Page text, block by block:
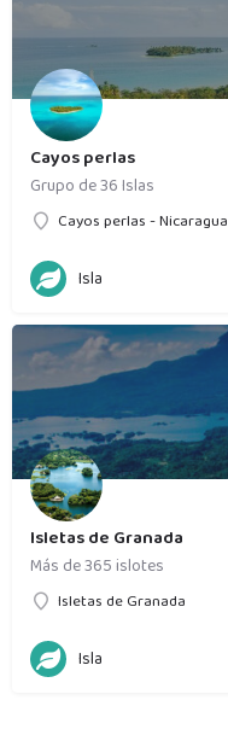
Cayos perlas
Grupo de 36 Islas
Cayos perlas - Nicaragua
Isla
Isletas de Granada
Más de 365 islotes
Isletas de Granada
Isla